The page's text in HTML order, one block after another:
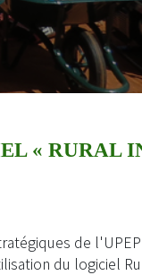
« RURAL
de
du logiciel